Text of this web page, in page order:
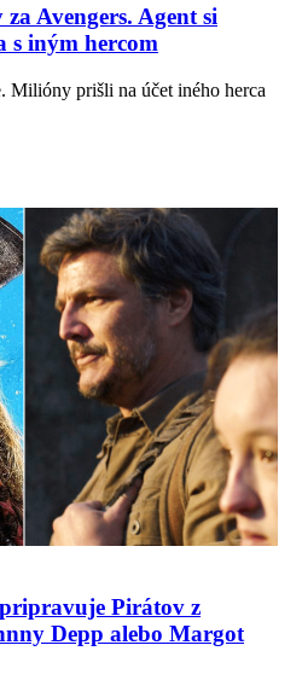
Avengers. Agent si
s iným hercom
prišli na účet iného herca
Pirátov z
Depp alebo Margot